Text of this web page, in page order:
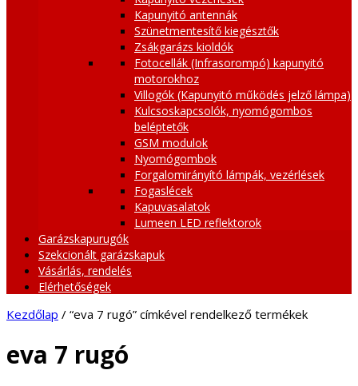
Kapunyitó antennák
Szünetmentesítő kiegésztők
Zsákgarázs kioldók
Fotocellák (Infrasorompó) kapunyitó
motorokhoz
Villogók (Kapunyitó működés jelző lámpa)
Kulcsoskapcsolók, nyomógombos
beléptetők
GSM modulok
Nyomógombok
Forgalomirányító lámpák, vezérlések
Fogaslécek
Kapuvasalatok
Lumeen LED reflektorok
Garázskapurugók
Szekcionált garázskapuk
Vásárlás, rendelés
Elérhetőségek
Kezdőlap / “eva 7 rugó” címkével rendelkező termékek
eva 7 rugó